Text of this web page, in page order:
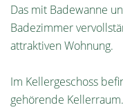
Das mit Badewanne
Badezimmer
attraktiven Wohnung.
Im Kellergeschoss
gehörende Kellerraum.